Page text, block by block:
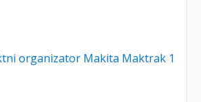
organizator Makita Maktrak 1